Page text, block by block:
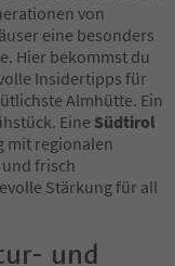
von
eine besonders
Hier bekommst du
Insidertipps für
Almhütte. Ein
Eine Südtirol
mit regionalen
frisch
Stärkung für all
und